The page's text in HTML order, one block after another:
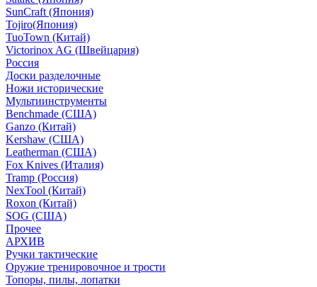
SunCraft (Япония)
Tojiro(Япония)
TuoTown (Китай)
Victorinox AG (Швейцария)
Россия
Доски разделочные
Ножи исторические
Мультиинструменты
Benchmade (США)
Ganzo (Китай)
Kershaw (США)
Leatherman (США)
Fox Knives (Италия)
Tramp (Россия)
NexTool (Китай)
Roxon (Китай)
SOG (США)
Прочее
АРХИВ
Ручки тактические
Оружие тренировочное и трости
Топоры, пилы, лопатки